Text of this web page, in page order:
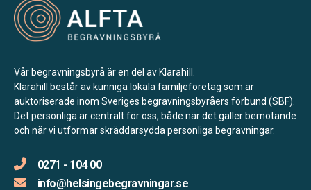
Vår begravningsbyrå är en del av Klarahill.
Klarahill består av kunniga lokala familjeföretag som är
auktoriserade inom Sveriges begravningsbyråers förbund (SBF).
Det personliga är centralt för oss, både när det gäller bemötande
och när vi utformar skräddarsydda personliga begravningar.
0271 - 104 00
info@helsingebegravningar.se